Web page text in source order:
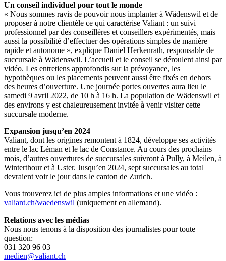
Un conseil individuel pour tout le monde
« Nous sommes ravis de pouvoir nous implanter à Wädenswil et de
proposer à notre clientèle ce qui caractérise Valiant : un suivi
professionnel par des conseillères et conseillers expérimentés, mais
aussi la possibilité d’effectuer des opérations simples de manière
rapide et autonome », explique Daniel Herkenrath, responsable de
succursale à Wädenswil. L’accueil et le conseil se déroulent ainsi par
vidéo. Les entretiens approfondis sur la prévoyance, les
hypothèques ou les placements peuvent aussi être fixés en dehors
des heures d’ouverture. Une journée portes ouvertes aura lieu le
samedi 9 avril 2022, de 10 h à 16 h. La population de Wädenswil et
des environs y est chaleureusement invitée à venir visiter cette
succursale moderne.
Expansion jusqu’en 2024
Valiant, dont les origines remontent à 1824, développe ses activités
entre le lac Léman et le lac de Constance. Au cours des prochains
mois, d’autres ouvertures de succursales suivront à Pully, à Meilen, à
Winterthour et à Uster. Jusqu’en 2024, sept succursales au total
devraient voir le jour dans le canton de Zurich.
Vous trouverez ici de plus amples informations et une vidéo :
valiant.ch/waedenswil (uniquement en allemand).
Relations avec les médias
Nous nous tenons à la disposition des journalistes pour toute
question:
031 320 96 03
medien@valiant.ch